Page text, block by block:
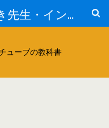
日本語教師ゆき先生・インド人の取扱説明書
ューブの教科書